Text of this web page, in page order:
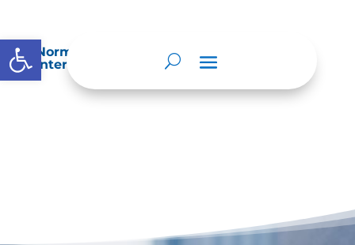
Abrir barra de herramientas
Normatividad especial que les aplique de
interés.